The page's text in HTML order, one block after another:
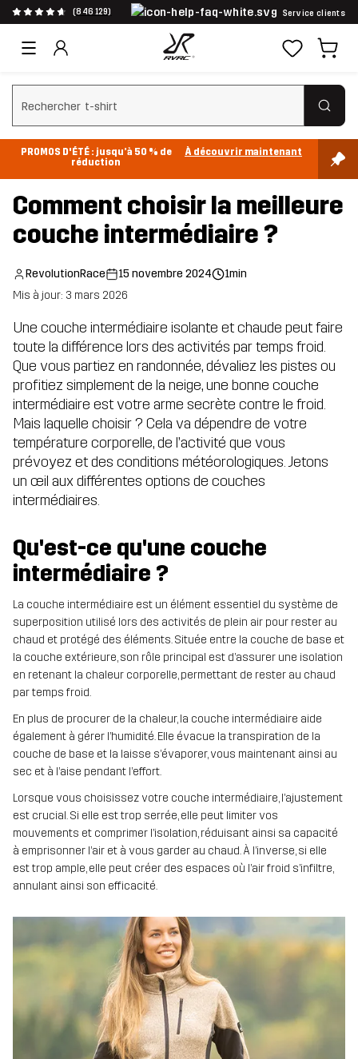
(846 129) Service clients
Effacer la recherche
PROMOS D'ÉTÉ : jusqu’à 50 % de
réduction
À découvrir maintenant
Comment choisir la meilleure
couche intermédiaire ?
RevolutionRace 15 novembre 2024
1min
Mis à jour: 3 mars 2026
Une couche intermédiaire isolante et chaude peut faire
toute la différence lors des activités par temps froid.
Que vous partiez en randonnée, dévaliez les pistes ou
profitiez simplement de la neige, une bonne couche
intermédiaire est votre arme secrète contre le froid.
Mais laquelle choisir ? Cela va dépendre de votre
température corporelle, de l’activité que vous
prévoyez et des conditions météorologiques. Jetons
un œil aux différentes options de couches
intermédiaires.
Qu'est-ce qu'une couche
intermédiaire ?
La couche intermédiaire est un élément essentiel du système de
superposition utilisé lors des activités de plein air pour rester au
chaud et protégé des éléments. Située entre la couche de base et
la couche extérieure, son rôle principal est d’assurer une isolation
en retenant la chaleur corporelle, permettant de rester au chaud
par temps froid.
En plus de procurer de la chaleur, la couche intermédiaire aide
également à gérer l’humidité. Elle évacue la transpiration de la
couche de base et la laisse s’évaporer, vous maintenant ainsi au
sec et à l’aise pendant l’effort.
Lorsque vous choisissez votre couche intermédiaire, l’ajustement
est crucial. Si elle est trop serrée, elle peut limiter vos
mouvements et comprimer l’isolation, réduisant ainsi sa capacité
à emprisonner l’air et à vous garder au chaud. À l’inverse, si elle
est trop ample, elle peut créer des espaces où l’air froid s’infiltre,
annulant ainsi son efficacité.